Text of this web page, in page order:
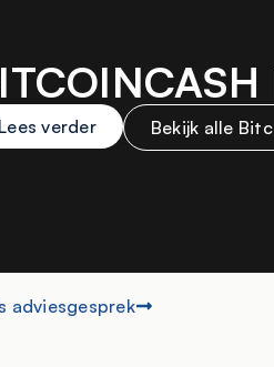
Lees verder Bekijk alle
adviesgesprek